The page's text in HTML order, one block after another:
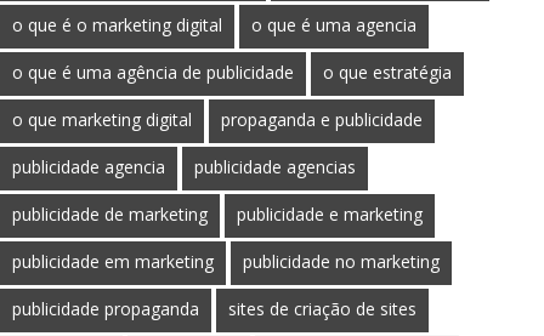
o que é o marketing digital o que é uma agencia
o que é uma agência de publicidade o que estratégia
o que marketing digital propaganda e publicidade
publicidade agencia publicidade agencias
publicidade de marketing publicidade e marketing
publicidade em marketing publicidade no marketing
publicidade propaganda sites de criação de sites